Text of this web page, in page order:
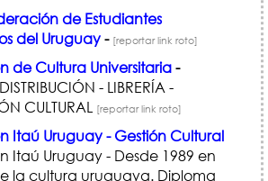
de Estudiantes
del Uruguay- [reportar link roto]
de Cultura Universitaria-
- LIBRERÍA -
CULTURAL [reportar link roto]
Itaú Uruguay - Gestión Cultural
Itaú Uruguay - Desde 1989 en
la cultura uruguaya. Diploma